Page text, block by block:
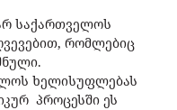
საქართველოს
რომლებიც
ხელისუფლებას
პროცესში ეს